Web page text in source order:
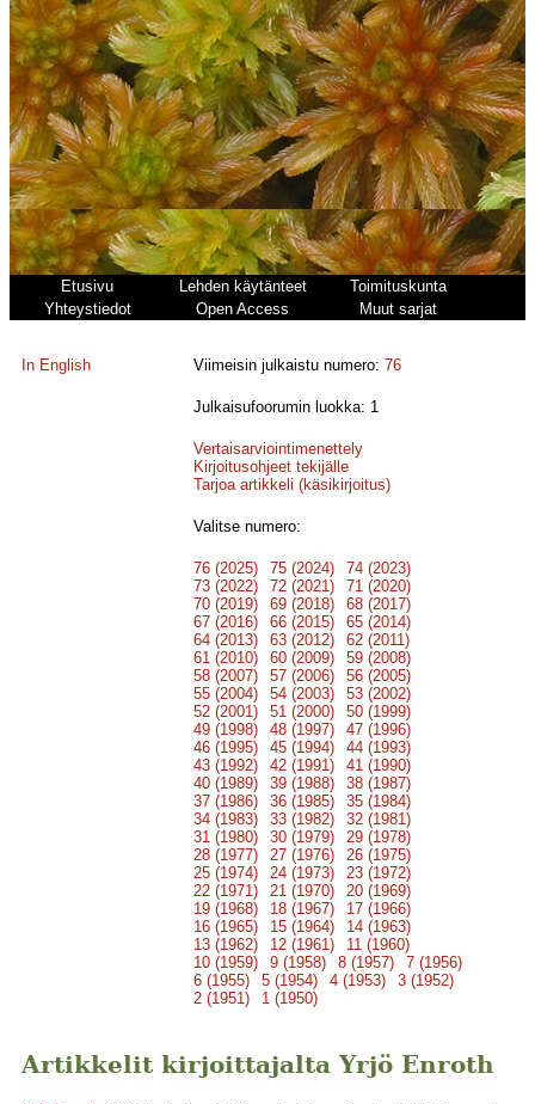
Etusivu Lehden käytänteet
Toimituskunta
Yhteystiedot
Open Access Muut sarjat
In English Viimeisin julkaistu numero:76
Julkaisufoorumin luokka: 1
Vertaisarviointimenettely
Kirjoitusohjeet tekijälle
Tarjoa artikkeli (käsikirjoitus)
Valitse numero:
76 (2025) 75 (2024)
74 (2023)
73 (2022)
72 (2021)
71 (2020)
70 (2019)
69 (2018)
68 (2017)
67 (2016)
66 (2015)
65 (2014)
64 (2013)
63 (2012)
62 (2011)
61 (2010)
60 (2009)
59 (2008)
58 (2007)
57 (2006)
56 (2005)
55 (2004)
54 (2003)
53 (2002)
52 (2001)
51 (2000)
50 (1999)
49 (1998)
48 (1997)
47 (1996)
46 (1995)
45 (1994)
44 (1993)
43 (1992)
42 (1991)
41 (1990)
40 (1989)
39 (1988)
38 (1987)
37 (1986)
36 (1985)
35 (1984)
34 (1983)
33 (1982)
32 (1981)
31 (1980)
30 (1979)
29 (1978)
28 (1977)
27 (1976)
26 (1975)
25 (1974)
24 (1973)
23 (1972)
22 (1971)
21 (1970)
20 (1969)
19 (1968)
18 (1967)
17 (1966)
16 (1965)
15 (1964)
14 (1963)
13 (1962)
12 (1961)
11 (1960)
10 (1959)
9 (1958) 8 (1957)
7 (1956)
6 (1955)
5 (1954) 4 (1953)
3 (1952)
2 (1951)
1 (1950)
Artikkelit kirjoittajalta Yrjö Enroth